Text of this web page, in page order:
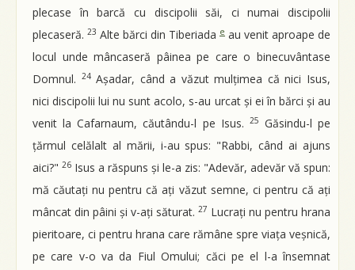
plecase în barcă cu discipolii săi, ci numai discipolii
plecaseră. 23 Alte bărci din Tiberiada e au venit aproape de
locul unde mâncaseră pâinea pe care o binecuvântase
Domnul.
24Așadar, când a văzut mulțimea că nici Isus,
nici discipolii lui nu sunt acolo, s-au urcat și ei în bărci și au
venit la Cafarnaum, căutându-l pe Isus.
25 Găsindu-l pe
țărmul celălalt al mării, i-au spus: "Rabbi, când ai ajuns
aici?" 26 Isus a răspuns și le-a zis: "Adevăr, adevăr vă spun:
mă căutați nu pentru că ați văzut semne, ci pentru că ați
mâncat din pâini și v-ați săturat. 27 Lucrați nu pentru hrana
pieritoare, ci pentru hrana care rămâne spre viața veșnică,
pe care v-o va da Fiul Omului; căci pe el l-a însemnat